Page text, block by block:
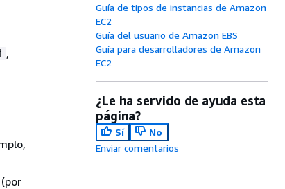
,
Guía de tipos de instancias de Amazon
EC2
Guía del usuario de Amazon EBS
Guía para desarrolladores de Amazon
EC2
¿Le ha servido de ayuda esta
página?
Sí
No
Enviar comentarios